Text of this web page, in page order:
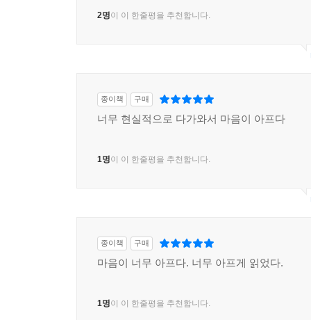
2명이 이 한줄평을 추천합니다.
종이책 구매
너무 현실적으로 다가와서 마음이 아프다
1명이 이 한줄평을 추천합니다.
종이책 구매
마음이 너무 아프다. 너무 아프게 읽었다.
1명이 이 한줄평을 추천합니다.